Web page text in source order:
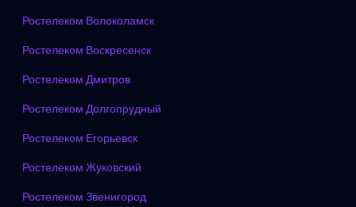
Ростелеком Волоколамск
Ростелеком Воскресенск
Ростелеком Дмитров
Ростелеком Долгопрудный
Ростелеком Егорьевск
Ростелеком Жуковский
Ростелеком Звенигород